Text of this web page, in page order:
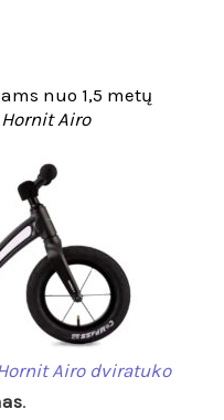
nuo 1,5 metų
Hornit Airo
Airo dviratuko
.